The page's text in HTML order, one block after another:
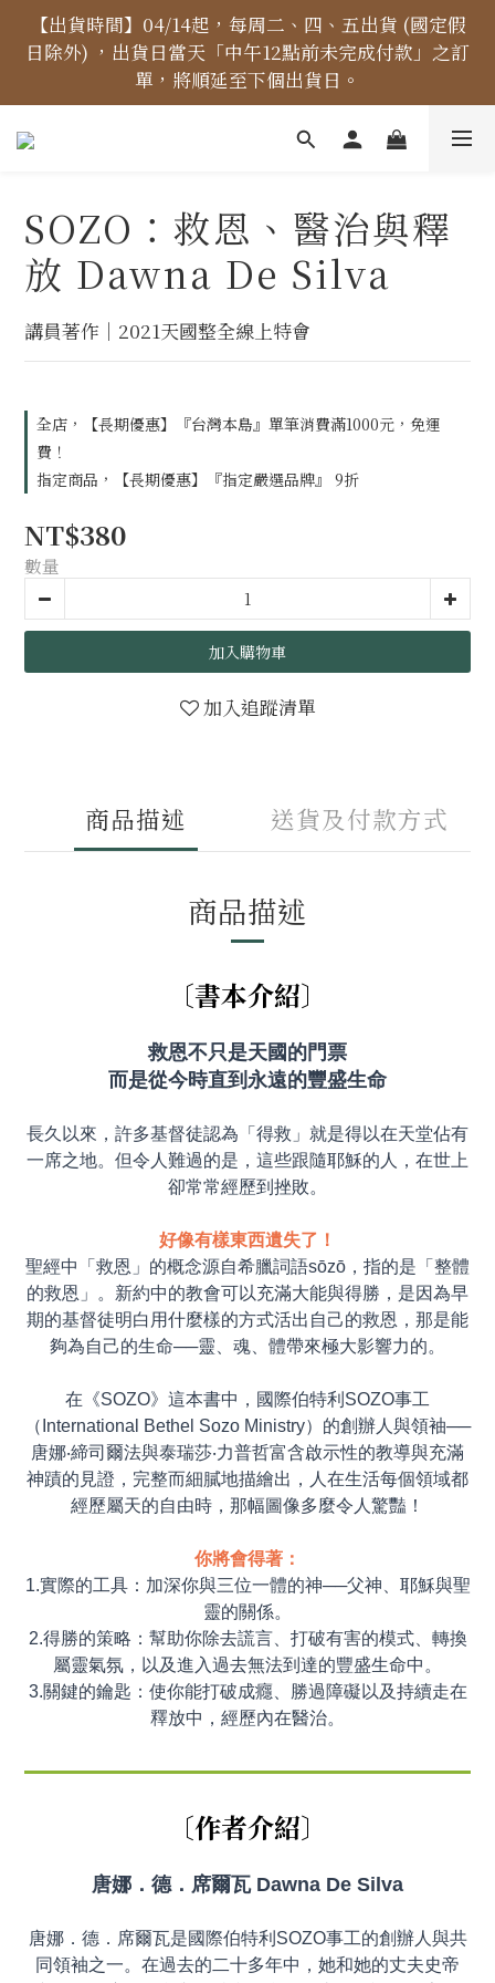
【價格標示更新】異象出版品-價格標示更新為原價，
折扣一律購物車計算。
【出貨時間】04/14起，每周二、四、五出貨 (國定假
日除外) ，出貨日當天「中午12點前未完成付款」之訂
單，將順延至下個出貨日。
【免運金額】台灣地區全站滿1000元免運費！
【價格標示更新】異象出版品-價格標示更新為原價，
折扣一律購物車計算。
SOZO：救恩、醫治與釋
放 Dawna De Silva
講員著作｜2021天國整全線上特會
全店，【長期優惠】『台灣本島』單筆消費滿1000元，免運
費！
指定商品，【長期優惠】『指定嚴選品牌』 9折
NT$380
數量
加入購物車
加入追蹤清單
商品描述 送貨及付款方式
商品描述
〔書本介紹〕
救恩不只是天國的門票
而是從今時直到永遠的豐盛生命
長久以來，許多基督徒認為「得救」就是得以在天堂佔有
一席之地。但令人難過的是，這些跟隨耶穌的人，在世上
卻常常經歷到挫敗。
好像有樣東西遺失了！
聖經中「救恩」的概念源自希臘詞語sōzō，指的是「整體
的救恩」。新約中的教會可以充滿大能與得勝，是因為早
期的基督徒明白用什麼樣的方式活出自己的救恩，那是能
夠為自己的生命──靈、魂、體帶來極大影響力的。
在《SOZO》這本書中，國際伯特利SOZO事工
（International Bethel Sozo Ministry）的創辦人與領袖──
唐娜‧締司爾法與泰瑞莎‧力普哲富含啟示性的教導與充滿
神蹟的見證，完整而細膩地描繪出，人在生活每個領域都
經歷屬天的自由時，那幅圖像多麼令人驚豔！
你將會得著：
1.實際的工具：加深你與三位一體的神──父神、耶穌與聖
靈的關係。
2.得勝的策略：幫助你除去謊言、打破有害的模式、轉換
屬靈氣氛，以及進入過去無法到達的豐盛生命中。
3.關鍵的鑰匙：使你能打破成癮、勝過障礙以及持續走在
釋放中，經歷內在醫治。
〔作者介紹〕
唐娜 ． 德． 席爾瓦 Dawna De Silva
唐娜．德．席爾瓦是國際伯特利SOZO事工的創辦人與共
同領袖之一。在過去的二十多年中，她和她的丈夫史帝